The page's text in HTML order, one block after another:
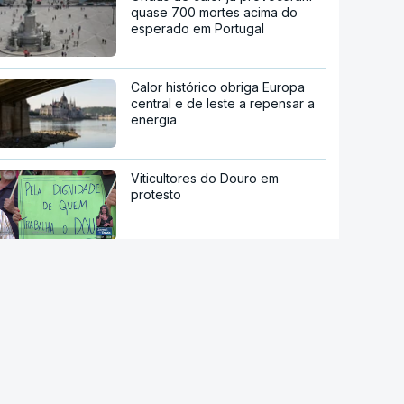
quase 700 mortes acima do
esperado em Portugal
Calor histórico obriga Europa
central e de leste a repensar a
energia
Viticultores do Douro em
protesto